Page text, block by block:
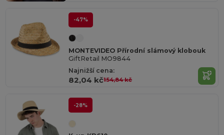
-47%
MONTEVIDEO Přírodní slámový klobouk
GiftRetail MO9844
Najnižší cena:
82,04 kč154,84 kč
-28%